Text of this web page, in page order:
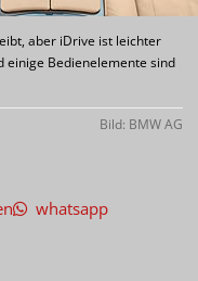
aber iDrive ist leichter
einige Bedienelemente sind
Bild: BMW AG
whatsapp